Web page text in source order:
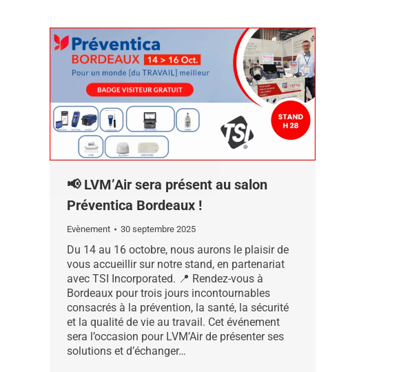
📢 LVM’Air sera présent au salon
Préventica Bordeaux !
Evènement 30 septembre 2025
Du 14 au 16 octobre, nous aurons le plaisir de
vous accueillir sur notre stand, en partenariat
avec TSI Incorporated. 📍 Rendez-vous à
Bordeaux pour trois jours incontournables
consacrés à la prévention, la santé, la sécurité
et la qualité de vie au travail. Cet événement
sera l’occasion pour LVM’Air de présenter ses
solutions et d’échanger…